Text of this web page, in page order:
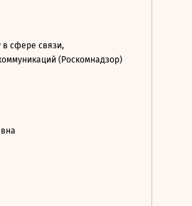
сфере связи,
(Роскомнадзор)